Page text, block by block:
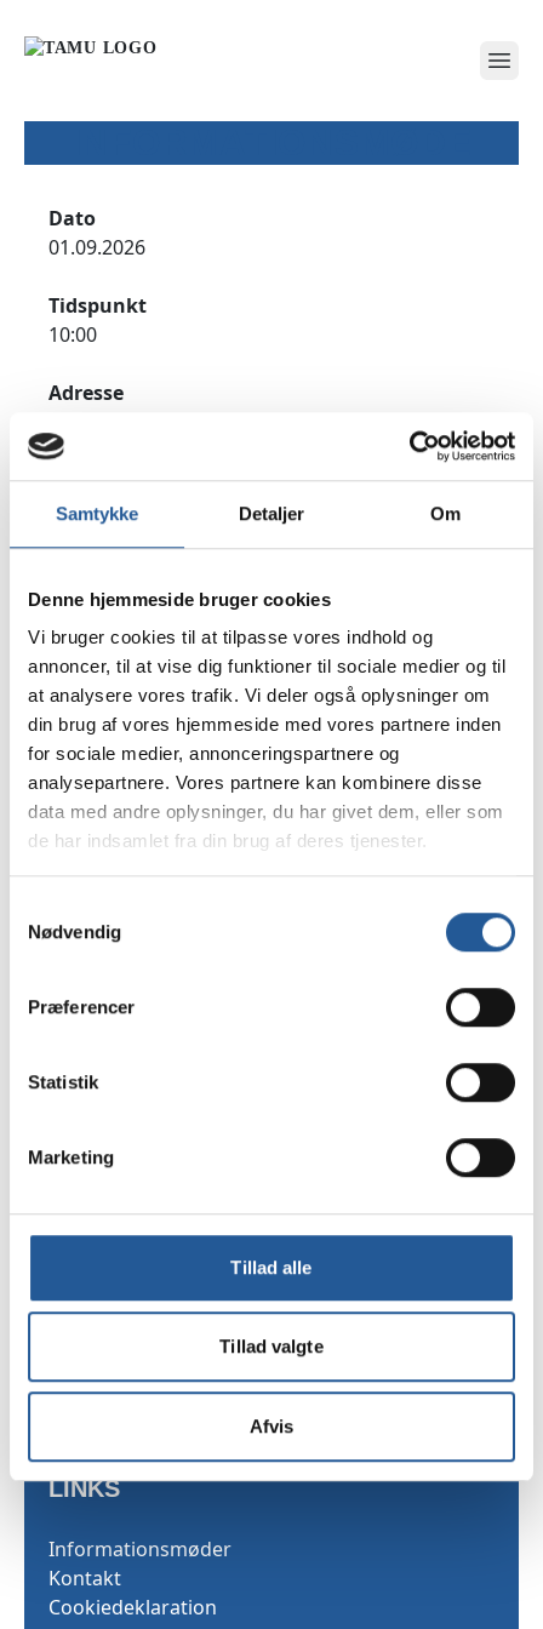
Samtykke Detaljer Om
Denne hjemmeside bruger cookies
Vi bruger cookies til at tilpasse vores indhold og
annoncer, til at vise dig funktioner til sociale medier og til
at analysere vores trafik. Vi deler også oplysninger om
din brug af vores hjemmeside med vores partnere inden
for sociale medier, annonceringspartnere og
analysepartnere. Vores partnere kan kombinere disse
data med andre oplysninger, du har givet dem, eller som
de har indsamlet fra din brug af deres tjenester.
Nødvendig
Præferencer
Statistik
Marketing
Tillad alle
Tillad valgte
Afvis
open
Dato
01.09.2026
Tidspunkt
10:00
Adresse
Vordingborg
Udfyld formularen for at tilmelde dig til
Dit navn*
Din email*
Sekretariatet
4450 Jyderup
LINKS
Informationsmøder
Kontakt
Cookiedeklaration